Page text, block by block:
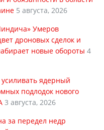
5 августа, 2026
Умеров
дроновых сделок и
новые обороты 4
ядерный
подлодок нового
3 августа, 2026
за передел недр